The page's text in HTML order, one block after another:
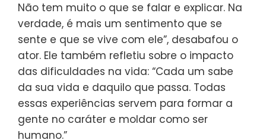
Não tem muito o que se falar e explicar. Na
verdade, é mais um sentimento que se
sente e que se vive com ele”, desabafou o
ator. Ele também refletiu sobre o impacto
das dificuldades na vida: “Cada um sabe
da sua vida e daquilo que passa. Todas
essas experiências servem para formar a
gente no caráter e moldar como ser
humano.”